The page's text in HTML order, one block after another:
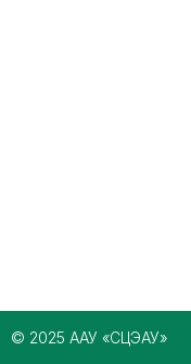
© 2025 ААУ «СЦЭАУ»